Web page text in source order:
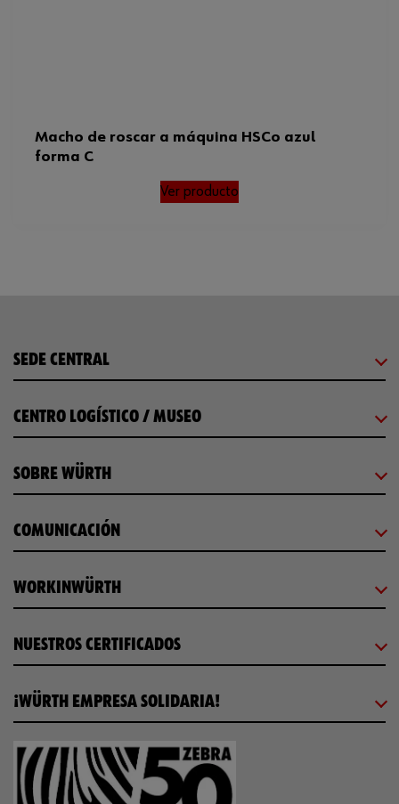
Macho de roscar a máquina HSCo azul
forma C
Ver producto
SEDE CENTRAL
CENTRO LOGÍSTICO / MUSEO
SOBRE WÜRTH
COMUNICACIÓN
WORKINWÜRTH
NUESTROS CERTIFICADOS
¡WÜRTH EMPRESA SOLIDARIA!